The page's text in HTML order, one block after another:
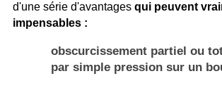
d'une série d'avantages qui peuvent
impensables :
obscurcissement partiel ou
par simple pression sur un